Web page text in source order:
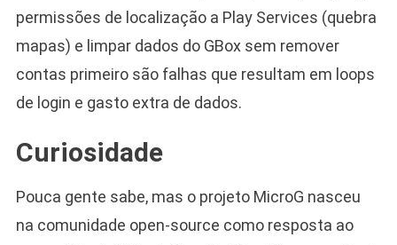
permissões de localização a Play Services (quebra
mapas) e limpar dados do GBox sem remover
contas primeiro são falhas que resultam em loops
de login e gasto extra de dados.
Curiosidade
Pouca gente sabe, mas o projeto MicroG nasceu
na comunidade open-source como resposta ao